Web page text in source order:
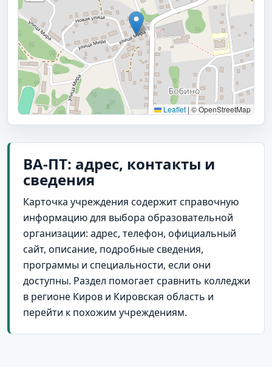
Leaflet | © OpenStreetMap
ВА-ПТ: адрес, контакты и
сведения
Карточка учреждения содержит справочную
информацию для выбора образовательной
организации: адрес, телефон, официальный
сайт, описание, подробные сведения,
программы и специальности, если они
доступны. Раздел помогает сравнить колледжи
в регионе Киров и Кировская область и
перейти к похожим учреждениям.